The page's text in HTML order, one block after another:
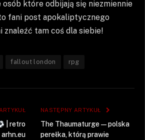
osób które odbijają się niezmiennie
fani post apokaliptycznego
znaleźć tam coś dla siebie!
fallout london rpg
| retro
arhn.eu
NASTĘPNY ARTYKUŁ
The Thaumaturge — polska
perełka, którą prawie